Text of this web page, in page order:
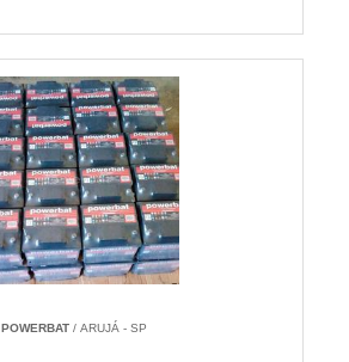
POWERBAT / ARUJÁ - SP